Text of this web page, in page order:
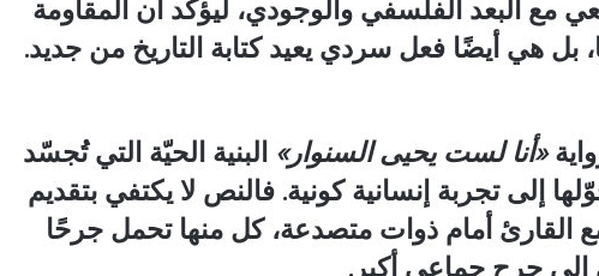
مع البعد الفلسفي والوجودي، ليؤكد أن المقاومة
هي أيضًا فعل سردي يعيد كتابة التاريخ من جديد.
«أنا لست يحيى السنوار» البنية الحيّة التي تُجسّد
إلى تجربة إنسانية كونية. فالنص لا يكتفي بتقديم
القارئ أمام ذوات متصدعة، كل منها تحمل جرحًا
إلى جرح جماعي أكبر.